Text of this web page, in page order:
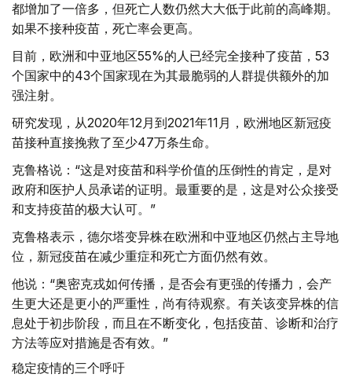
都增加了一倍多，但死亡人数仍然大大低于此前的高峰期。
如果不接种疫苗，死亡率会更高。
目前，欧洲和中亚地区55%的人已经完全接种了疫苗，53
个国家中的43个国家现在为其最脆弱的人群提供额外的加
强注射。
研究发现，从2020年12月到2021年11月，欧洲地区新冠疫
苗接种直接挽救了至少47万条生命。
克鲁格说：“这是对疫苗和科学价值的压倒性的肯定，是对
政府和医护人员承诺的证明。最重要的是，这是对公众接受
和支持疫苗的极大认可。”
克鲁格表示，德尔塔变异株在欧洲和中亚地区仍然占主导地
位，新冠疫苗在减少重症和死亡方面仍然有效。
他说：“奥密克戎如何传播，是否会有更强的传播力，会产
生更大还是更小的严重性，尚有待观察。有关该变异株的信
息处于初步阶段，而且在不断变化，包括疫苗、诊断和治疗
方法等应对措施是否有效。”
稳定疫情的三个呼吁